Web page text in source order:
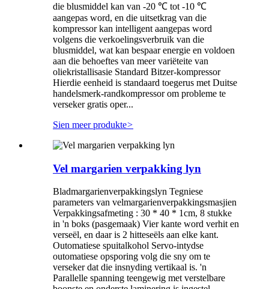
die blusmiddel kan van -20 ℃ tot -10 ℃
aangepas word, en die uitsetkrag van die
kompressor kan intelligent aangepas word
volgens die verkoelingsverbruik van die
blusmiddel, wat kan bespaar energie en voldoen
aan die behoeftes van meer variëteite van
oliekristallisasie Standard Bitzer-kompressor
Hierdie eenheid is standaard toegerus met Duitse
handelsmerk-randkompressor om probleme te
verseker gratis oper...
Sien meer produkte>
Vel margarien verpakking lyn
Bladmargarienverpakkingslyn Tegniese
parameters van velmargarienverpakkingsmasjien
Verpakkingsafmeting : 30 * 40 * 1cm, 8 stukke
in 'n boks (pasgemaak) Vier kante word verhit en
verseël, en daar is 2 hitteseëls aan elke kant.
Outomatiese spuitalkohol Servo-intydse
outomatiese opsporing volg die sny om te
verseker dat die insnyding vertikaal is. 'n
Parallelle spanning teengewig met verstelbare